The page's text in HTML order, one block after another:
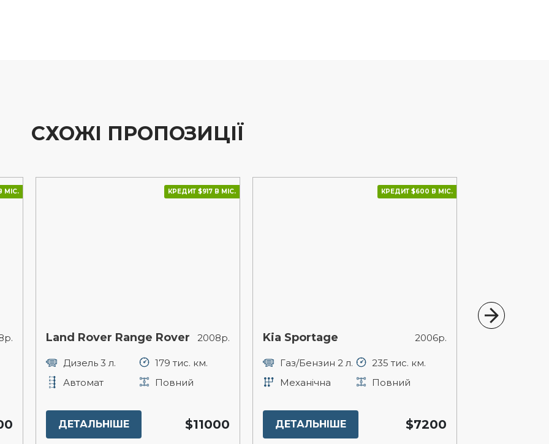
СХОЖІ ПРОПОЗИЦІЇ
МІС. КРЕДИТ $917 В МІС.
Land Rover Range Rover 2008р.
Дизель 3 л.
179 тис. км.
Автомат
Повний
ДЕТАЛЬНІШЕ $11000
КРЕДИТ $600 В МІС.
Kia Sportage 2006р.
Газ/Бензин 2 л.
235 тис. км.
Механічна
Повний
ДЕТАЛЬНІШЕ $7200